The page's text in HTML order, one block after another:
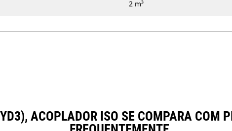
2 m³
ACOPLADOR ISO SE COMPARA COM